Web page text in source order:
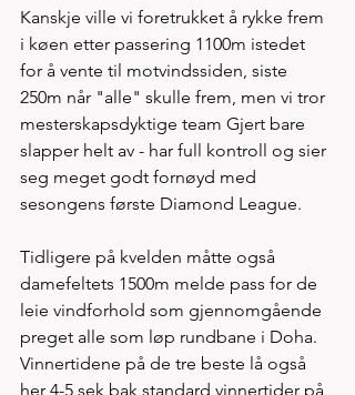
Kanskje ville vi foretrukket å rykke frem
i køen etter passering 1100m istedet
for å vente til motvindssiden, siste
250m når "alle" skulle frem, men vi tror
mesterskapsdyktige team Gjert bare
slapper helt av - har full kontroll og sier
seg meget godt fornøyd med
sesongens første Diamond League.
Tidligere på kvelden måtte også
damefeltets 1500m melde pass for de
leie vindforhold som gjennomgående
preget alle som løp rundbane i Doha.
Vinnertidene på de tre beste lå også
her 4-5 sek bak standard vinnertider på